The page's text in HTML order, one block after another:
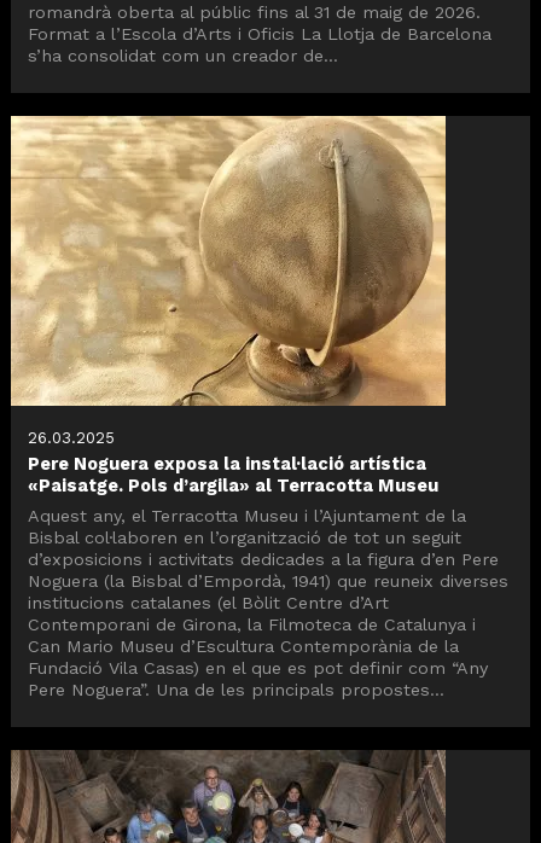
romandrà oberta al públic fins al 31 de maig de 2026.
Format a l’Escola d’Arts i Oficis La Llotja de Barcelona
s’ha consolidat com un creador de...
26.03.2025
Pere Noguera exposa la instal·lació artística
«Paisatge. Pols d’argila» al Terracotta Museu
Aquest any, el Terracotta Museu i l’Ajuntament de la
Bisbal col·laboren en l’organització de tot un seguit
d’exposicions i activitats dedicades a la figura d’en Pere
Noguera (la Bisbal d’Empordà, 1941) que reuneix diverses
institucions catalanes (el Bòlit Centre d’Art
Contemporani de Girona, la Filmoteca de Catalunya i
Can Mario Museu d’Escultura Contemporània de la
Fundació Vila Casas) en el que es pot definir com “Any
Pere Noguera”. Una de les principals propostes...